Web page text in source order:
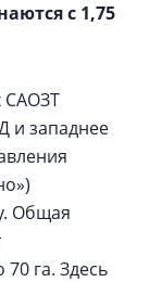
с 1,75
САОЗТ
и западнее
Общая
70 га. Здесь